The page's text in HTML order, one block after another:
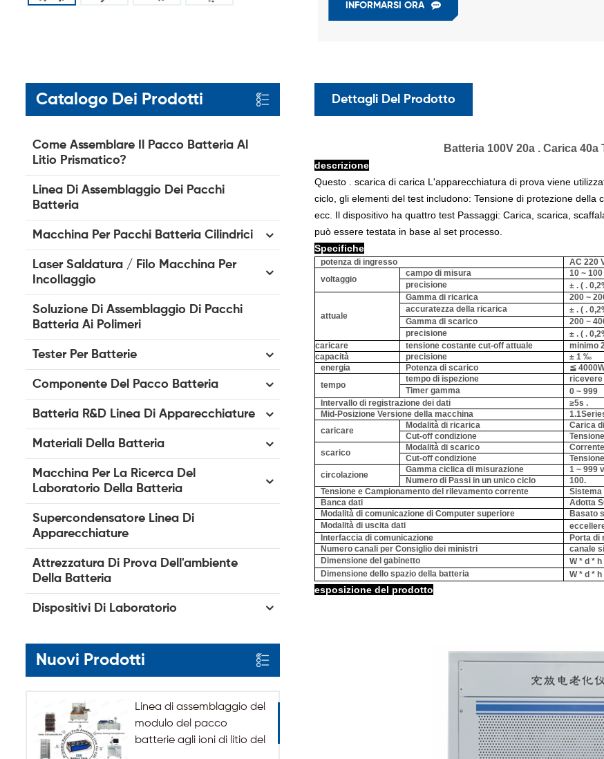
INFORMARSI ORA
Catalogo Dei Prodotti
Come Assemblare Il Pacco Batteria Al
Litio Prismatico?
Linea Di Assemblaggio Dei Pacchi
Batteria
Macchina Per Pacchi Batteria Cilindrici
Laser Saldatura / Filo Macchina Per
Incollaggio
Soluzione Di Assemblaggio Di Pacchi
Batteria Ai Polimeri
Tester Per Batterie
Componente Del Pacco Batteria
Batteria R&D Linea Di Apparecchiature
Materiali Della Batteria
Macchina Per La Ricerca Del
Laboratorio Della Batteria
Supercondensatore Linea Di
Apparecchiature
Attrezzatura Di Prova Dell'ambiente
Della Batteria
Dispositivi Di Laboratorio
Nuovi Prodotti
Linea di assemblaggio del
modulo del pacco
batterie agli ioni di litio del
Dettagli Del Prodotto
Batteria 100V 20a . Carica
descrizione
Questo . scarica di carica L'apparecchiatura di prova viene
ciclo, gli elementi del test includono: Tensione di protezione
ecc. Il dispositivo ha quattro test Passaggi: Carica, scarica,
può essere testata in base al set processo.
Specifiche
potenza di ingresso
AC 220
voltaggio
campo di misura
10 ~ 100
precisione
± .( .
attuale
Gamma di ricarica
200 ~
accuratezza della ricarica
± .( .
Gamma di scarico
200 ~
precisione
± .( .
caricare
tensione costante cut-off attuale minimo
capacità
precisione
± 1 ‰
energia
Potenza di scarico
≦
tempo
tempo di ispezione
ricevere
Timergamma
0 ~ 999
Intervallo di registrazione dei dati
≥5s .
Mid-Posizione Versione della macchina
caricare
Modalità di ricarica
Carica
Cut-off condizione
scarico
Modalità di scarico
Cut-off condizione
circolazione
Gamma ciclica di misurazione 1 ~ 999
Numero di Passi in un unico ciclo
100.
Tensione e Campionamento del rilevamento corrente
Sistema
Banca dati
Adotta
Modalità di comunicazione di Computer superiore
Basato
Modalità di uscita dati
Interfaccia di comunicazione
Porta di
Numero canali per Consiglio dei ministri
canale
Dimensione del gabinetto
W * d * h
Dimensione dello spazio della batteria
W * d * h
esposizione del prodotto